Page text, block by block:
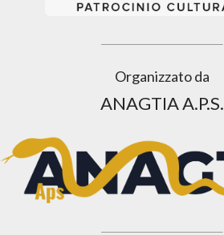
Organizzato da
ANAGTIA A.P.S.